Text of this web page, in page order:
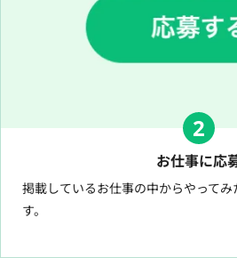
2
お仕事に応
掲載しているお仕事の中からやって
す。